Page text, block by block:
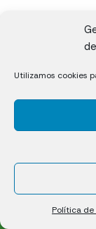
Utilizamos cookies
Política de
Cáceres